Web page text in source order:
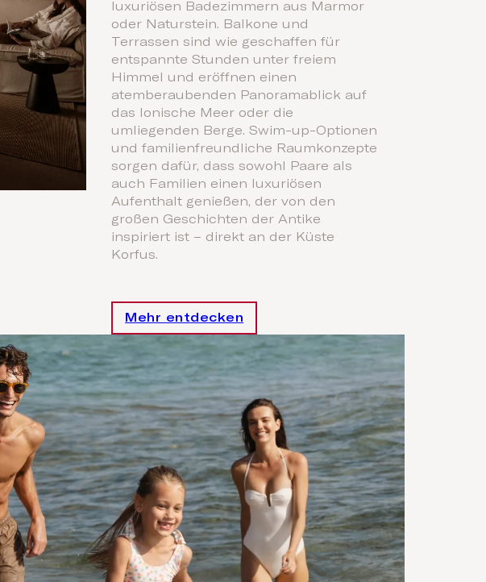
luxuriösen Badezimmern aus Marmor
oder Naturstein. Balkone und
Terrassen sind wie geschaffen für
entspannte Stunden unter freiem
Himmel und eröffnen einen
atemberaubenden Panoramablick auf
das Ionische Meer oder die
umliegenden Berge. Swim-up-Optionen
und familienfreundliche Raumkonzepte
sorgen dafür, dass sowohl Paare als
auch Familien einen luxuriösen
Aufenthalt genießen, der von den
großen Geschichten der Antike
inspiriert ist – direkt an der Küste
Korfus.
Mehr entdecken